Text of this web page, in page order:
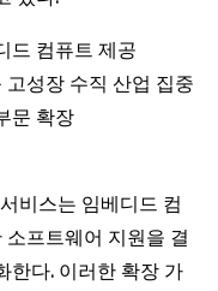
드 컴퓨트 제공
성장 수직 산업 집중
문 확장
비스는 임베디드 컴
프트웨어 지원을 결
한다. 이러한 확장 가